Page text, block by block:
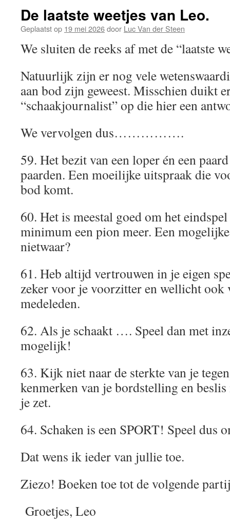
De laatste weetjes van Leo.
Geplaatst op 19 mei 2026door Luc Van der Steen
We sluiten de reeks af met de “laatste
Natuurlijk zijn er nog vele
aan bod zijn geweest. Misschien duikt
“schaakjournalist” op die hier een
We vervolgen dus…………….
59. Het bezit van een loper én een
paarden. Een moeilijke uitspraak die
bod komt.
60. Het is meestal goed om het
minimum een pion meer. Een
nietwaar?
61. Heb altijd vertrouwen in je eigen
zeker voor je voorzitter en wellicht ook
medeleden.
62. Als je schaakt …. Speel dan met
mogelijk!
63. Kijk niet naar de sterkte van je
kenmerken van je bordstelling en
je zet.
64. Schaken is een SPORT! Speel dus
Dat wens ik ieder van jullie toe.
Ziezo! Boeken toe tot de volgende
Groetjes, Leo